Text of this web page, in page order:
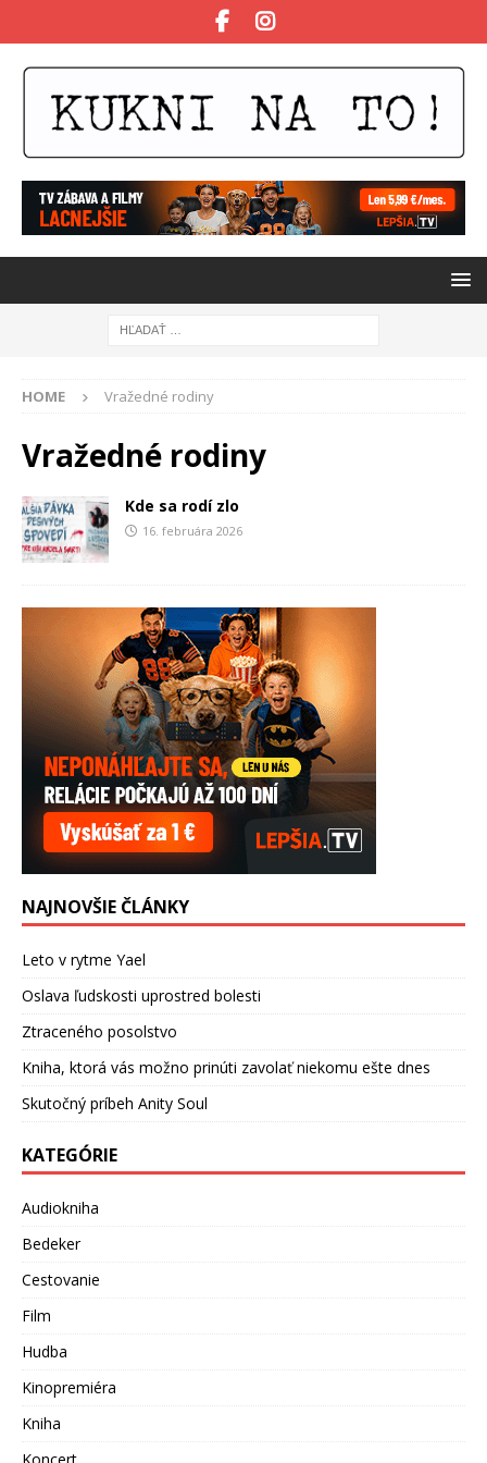
HOME Vražedné rodiny
Vražedné rodiny
Kde sa rodí zlo
16. februára 2026
NAJNOVŠIE ČLÁNKY
Leto v rytme Yael
Oslava ľudskosti uprostred bolesti
Ztraceného posolstvo
Kniha, ktorá vás možno prinúti zavolať niekomu ešte dnes
Skutočný príbeh Anity Soul
KATEGÓRIE
Audiokniha
Bedeker
Cestovanie
Film
Hudba
Kinopremiéra
Kniha
Koncert